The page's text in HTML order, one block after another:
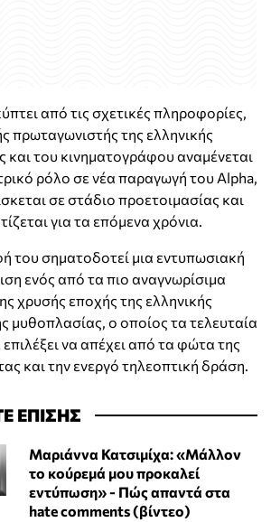
από τις σχετικές πληροφορίες,
πρωταγωνιστής της ελληνικής
και του κινηματογράφου αναμένεται
ρόλο σε νέα παραγωγή του Alpha,
σε στάδιο προετοιμασίας και
για τα επόμενα χρόνια.
του σηματοδοτεί μια εντυπωσιακή
ενός από τα πιο αναγνωρίσιμα
χρυσής εποχής της ελληνικής
μυθοπλασίας, ο οποίος τα τελευταία
επιλέξει να απέχει από τα φώτα της
και την ενεργό τηλεοπτική δράση.
ΕΠΙΣΗΣ
Μαριάννα Κατσιμίχα: «Μάλλον
το κούρεμά μου προκαλεί
εντύπωση» - Πώς απαντά στα
hate comments (βίντεο)